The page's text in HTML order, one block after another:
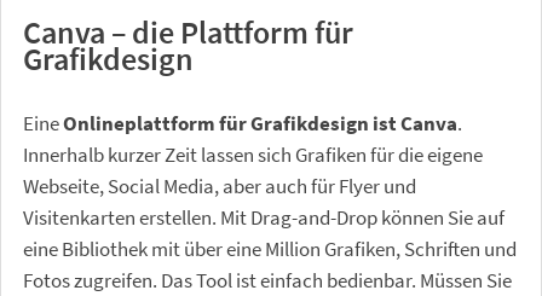
Canva – die Plattform für
Grafikdesign
EineOnlineplattform für Grafikdesign ist Canva.
Innerhalb kurzer Zeit lassen sich Grafiken für die eigene
Webseite, Social Media, aber auch für Flyer und
Visitenkarten erstellen. Mit Drag-and-Drop können Sie auf
eine Bibliothek mit über eine Million Grafiken, Schriften und
Fotos zugreifen. Das Tool ist einfach bedienbar. Müssen Sie